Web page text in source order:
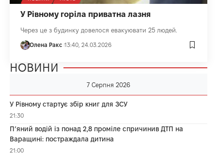
У Рівному горіла приватна лазня
Через це з будинку довелося евакуювати 25 людей.
Олена Ракс 13:40, 24.03.2026
НОВИНИ
7 Серпня 2026
У Рівному стартує збір книг для ЗСУ
21:30
П’яний водій із понад 2,8 проміле спричинив ДТП на
Варащині: постраждала дитина
21:00